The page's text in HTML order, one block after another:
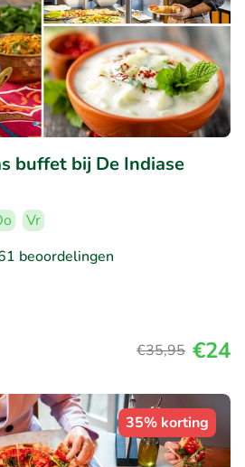
buffet bij De Indiase
Vr
beoordelingen
€35,95 €24
35% korting